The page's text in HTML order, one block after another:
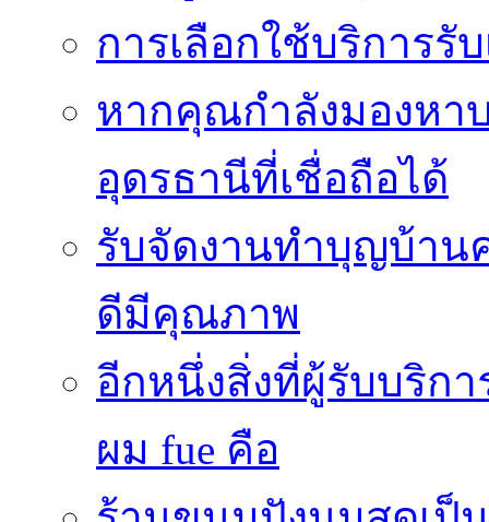
การเลือกใช้บริการรั
หากคุณกำลังมองหา
อุดรธานีที่เชื่อถือได้
รับจัดงานทำบุญบ้าน
ดีมีคุณภาพ
อีกหนึ่งสิ่งที่ผู้รับบริก
ผม fue คือ